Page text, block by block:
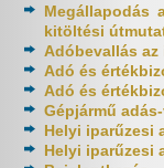
Megállapodás
kitöltési
Adóbevallás
Adó és
Adó és
Gépjármű
Helyi iparűzesi
Helyi iparűzesi